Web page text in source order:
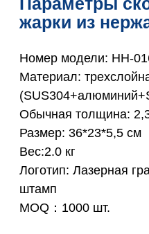
жарки из
Номер модели: HH-
Материал:
Обычная толщина:
Размер: 36*23*5,5 см
Вес:2.0 кг
Логотип: Лазерная
штамп
MOQ：1000 шт.